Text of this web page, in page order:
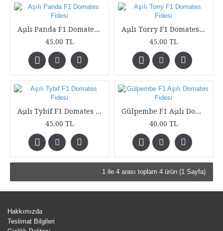
Aşılı Panda F1 Domates Fidesi
45.00 TL
Aşılı Torry F1 Domates Fidesi
45.00 TL
Aşılı Tybif F1 Domates Fidesi
45.00 TL
Gülpembe F1 Aşılı Domates Fidesi
40.00 TL
1 ile 4 arası toplam 4 ürün (1 Sayfa)
Hakkımızda
Teslimat Bilgileri